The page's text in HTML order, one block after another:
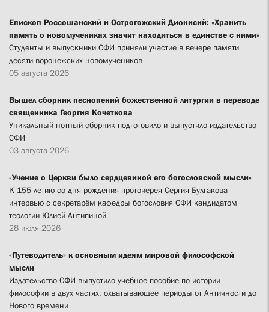
Епископ Россошанский и Острогожский Дионисий: «Хранить
память о новомучениках значит находиться в единстве с ними»
Студенты и выпускники СФИ приняли участие в вечере памяти
десяти воронежских новомучеников
05 августа 2026
Вышел сборник песнопений божественной литургии в переводе
священника Георгия Кочеткова
Уникальный нотный сборник подготовило и выпустило издательство
СФИ
03 августа 2026
«Учение о Церкви было сердцевиной его богословской мысли»
К 155-летию со дня рождения протоиерея Сергия Булгакова —
интервью с секретарём кафедры богословия СФИ кандидатом
теологии Юлией Антипиной
28 июля 2026
«Путеводитель» к основным идеям мировой философской
мысли
Издательство СФИ выпустило учебное пособие по истории
философии в двух частях, охватывающее периоды от Античности до
Нового времени